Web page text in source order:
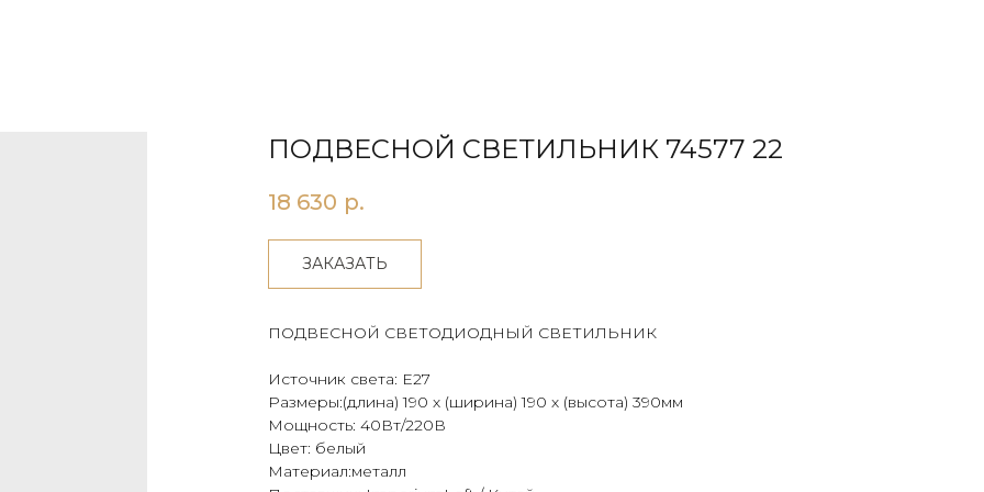
ПОДВЕСНОЙ СВЕТИЛЬНИК 74577 22
18 630 р.
ЗАКАЗАТЬ
ПОДВЕСНОЙ СВЕТОДИОДНЫЙ СВЕТИЛЬНИК
Источник света: Е27
Размеры:(длина) 190 х (ширина) 190 х (высота) 390мм
Мощность: 40Вт/220В
Цвет: белый
Материал:металл